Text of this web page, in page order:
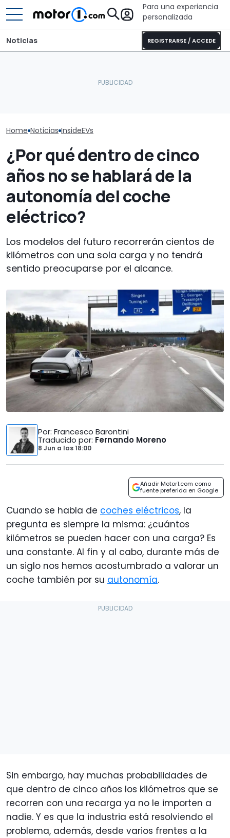
Para una experiencia
personalizada
REGISTRARSE / ACCEDE
Noticias
Home Noticias InsideEVs
¿Por qué dentro de cinco
años no se hablará de la
autonomía del coche
eléctrico?
Los modelos del futuro recorrerán cientos de
kilómetros con una sola carga y no tendrá
sentido preocuparse por el alcance.
Por: Francesco Barontini
Traducido por: Fernando Moreno
8 Jun a las18:00
Añadir Motor1.com como
fuente preferida en Google
Cuando se habla de coches eléctricos, la
pregunta es siempre la misma: ¿cuántos
kilómetros se pueden hacer con una carga? Es
una constante. Al fin y al cabo, durante más de
un siglo nos hemos acostumbrado a valorar un
coche también por su autonomía.
Sin embargo, hay muchas probabilidades de
que dentro de cinco años los kilómetros que se
recorren con una recarga ya no le importen a
nadie. Y es que la industria está resolviendo el
problema, además, desde varios frentes a la